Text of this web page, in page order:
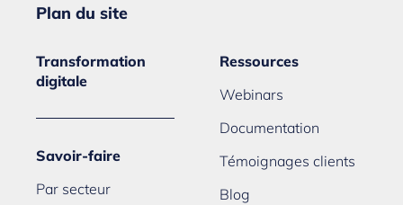
Plan du site
Transformation
digitale
Savoir-faire
Par secteur
Ressources
Webinars
Documentation
Témoignages clients
Blog